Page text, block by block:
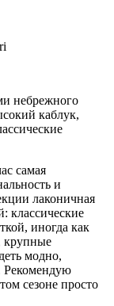
небрежного
каблук,
самая
и
лаконичная
классические
иногда как
крупные
модно,
Рекомендую
сезоне просто